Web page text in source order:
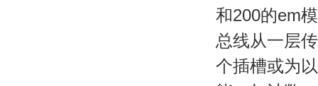
和200的em
总线从一层
个插槽或为